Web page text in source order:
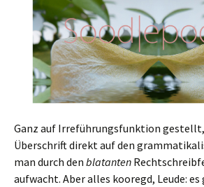
Ganz auf Irreführungsfunktion
Überschrift direkt auf den
man durch den blatanten
aufwacht. Aber alles kooregd, Leude: es